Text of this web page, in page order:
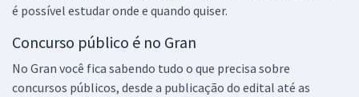
é possível estudar onde e quando quiser.
Concurso público é no Gran
No Gran você fica sabendo tudo o que precisa sobre
concursos públicos, desde a publicação do edital até as